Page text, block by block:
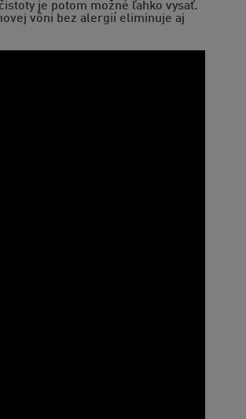
je potom možné ľahko vysať.
vôni bez alergií eliminuje aj